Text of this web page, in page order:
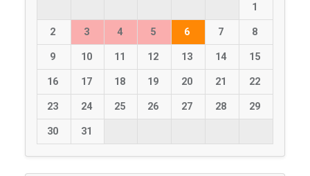
1
2 3 4 5 6 7 8
9 10 11 12 13 14 15
16 17 18 19 20 21 22
23 24 25 26 27 28 29
30 31